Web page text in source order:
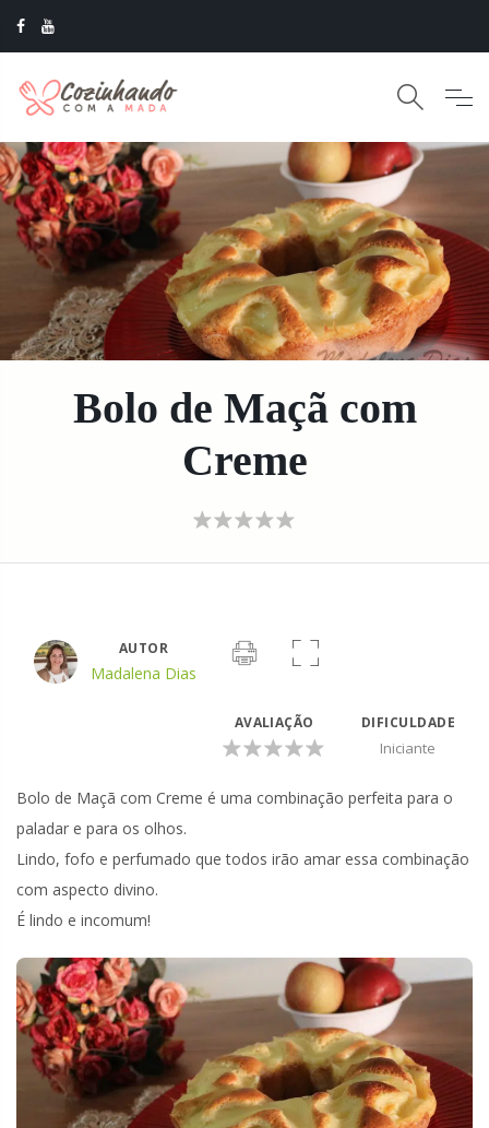
Bolo de Maçã com
Creme
AUTOR
Madalena Dias
AVALIAÇÃO DIFICULDADE
Iniciante
Bolo de Maçã com Creme é uma combinação perfeita para o
paladar e para os olhos.
Lindo, fofo e perfumado que todos irão amar essa combinação
com aspecto divino.
É lindo e incomum!